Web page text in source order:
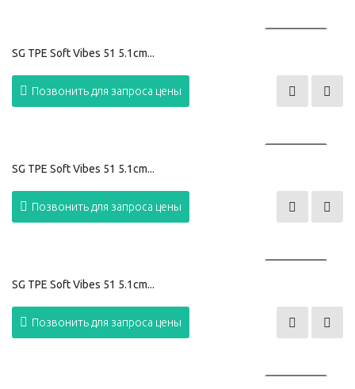
SG TPE Soft Vibes 51 5.1cm...
Позвонить для запроса цены
SG TPE Soft Vibes 51 5.1cm...
Позвонить для запроса цены
SG TPE Soft Vibes 51 5.1cm...
Позвонить для запроса цены